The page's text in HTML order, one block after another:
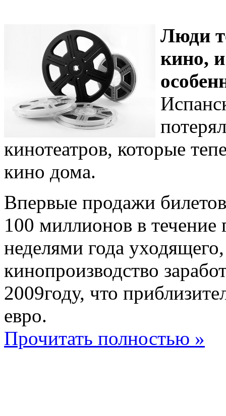
Люди
кино,
кинотеатров, которые
кино дома.
Впервые продажи
100 миллионов в течение
неделями года
кинопроизводство
2009году, что
евро.
Прочитать полностью »